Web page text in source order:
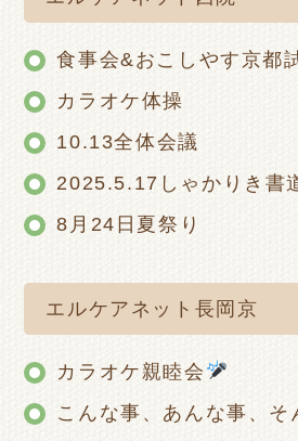
食事会&おこしやす京都
カラオケ体操
10.13全体会議
2025.5.17しゃかりき書
8月24日夏祭り
エルケアネット長岡京
カラオケ親睦会
こんな事、あんな事、そ